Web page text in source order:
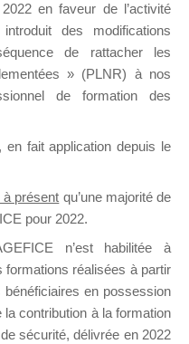
Groupe Public
y a un mois
en faveur de l’activité
des modifications
de rattacher les
» (PLNR) à nos
de formation des
, en fait application depuis le
à présent qu’une majorité de
pour 2022.
n’est habilitée à
formations réalisées à partir
en possession
la contribution à la formation
sécurité, délivrée en 2022